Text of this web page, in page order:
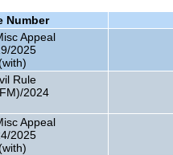
Number
Appeal
2025
Rule
2024
Appeal
2025